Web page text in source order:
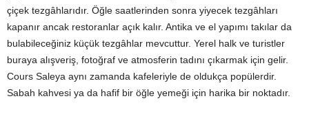
çiçek tezgâhlarıdır. Öğle saatlerinden sonra yiyecek tezgâhları
kapanır ancak restoranlar açık kalır. Antika ve el yapımı takılar da
bulabileceğiniz küçük tezgâhlar mevcuttur. Yerel halk ve turistler
buraya alışveriş, fotoğraf ve atmosferin tadını çıkarmak için gelir.
Cours Saleya aynı zamanda kafeleriyle de oldukça popülerdir.
Sabah kahvesi ya da hafif bir öğle yemeği için harika bir noktadır.